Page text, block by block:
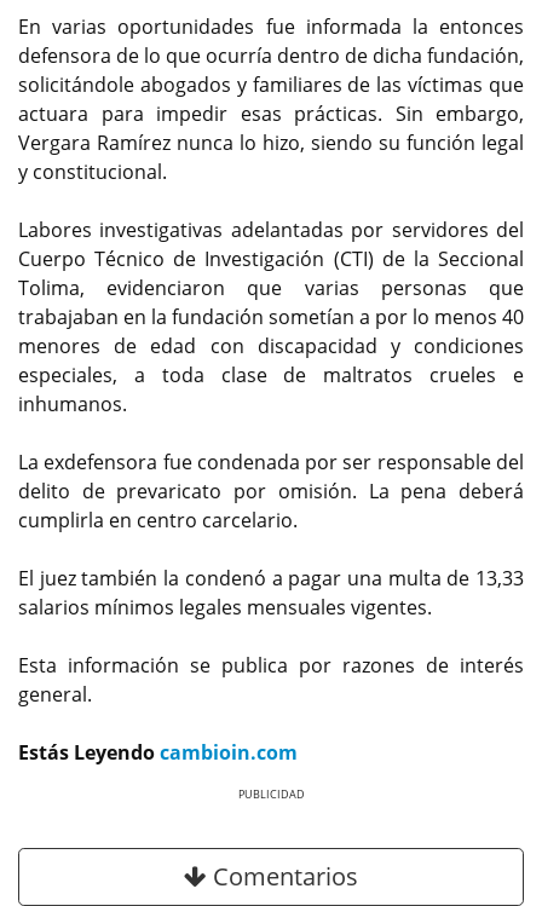
En varias oportunidades fue informada la entonces
defensora de lo que ocurría dentro de dicha fundación,
solicitándole abogados y familiares de las víctimas que
actuara para impedir esas prácticas. Sin embargo,
Vergara Ramírez nunca lo hizo, siendo su función legal
y constitucional.
Labores investigativas adelantadas por servidores del
Cuerpo Técnico de Investigación (CTI) de la Seccional
Tolima, evidenciaron que varias personas que
trabajaban en la fundación sometían a por lo menos 40
menores de edad con discapacidad y condiciones
especiales, a toda clase de maltratos crueles e
inhumanos.
La exdefensora fue condenada por ser responsable del
delito de prevaricato por omisión. La pena deberá
cumplirla en centro carcelario.
El juez también la condenó a pagar una multa de 13,33
salarios mínimos legales mensuales vigentes.
Esta información se publica por razones de interés
general.
Estás Leyendocambioin.com
Comentarios